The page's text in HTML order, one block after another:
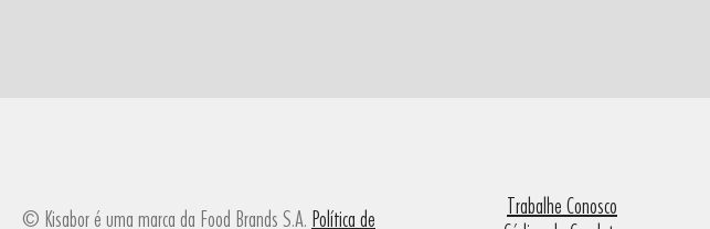
© Kisabor é uma marca da Food Brands S.A. Política de
Trabalhe Conosco